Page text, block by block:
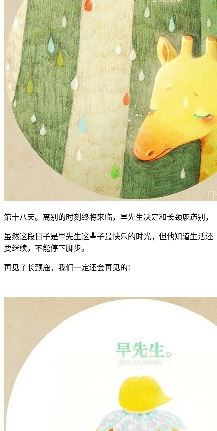
第十八天。离别的时刻终将来临，早先生决定和长颈鹿道别，
虽然这段日子是早先生这辈子最快乐的时光，但他知道生活还
要继续，不能停下脚步。
再见了长颈鹿，我们一定还会再见的!